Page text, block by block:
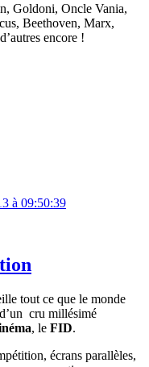
Goldoni, Oncle Vania,
Beethoven, Marx,
encore !
à 09:50:39
tout ce que le monde
cru millésimé
, le FID.
écrans parallèles,